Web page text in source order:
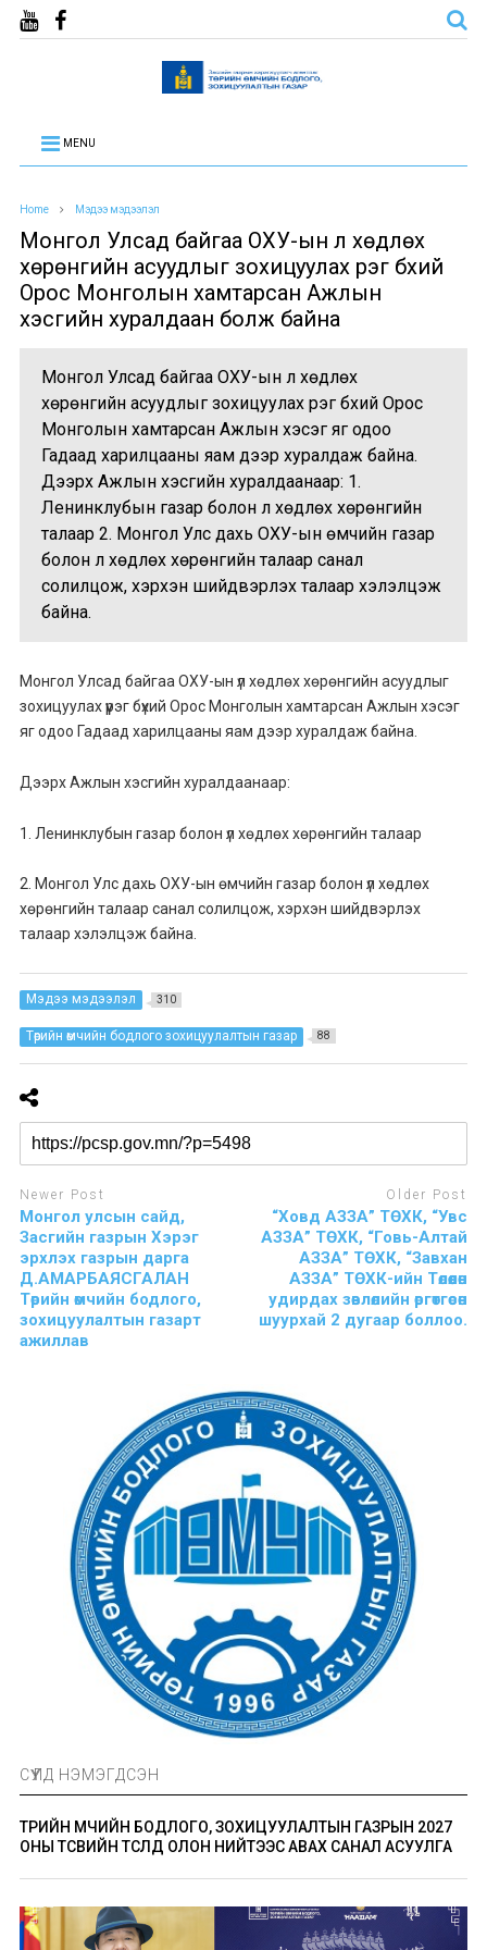
MENU
Home Мэдээ мэдээлэл
Монгол Улсад байгаа ОХУ-ын үл хөдлөх
хөрөнгийн асуудлыг зохицуулах үүрэг бүхий
Орос Монголын хамтарсан Ажлын
хэсгийн хуралдаан болж байна
Монгол Улсад байгаа ОХУ-ын үл хөдлөх
хөрөнгийн асуудлыг зохицуулах үүрэг бүхий Орос
Монголын хамтарсан Ажлын хэсэг яг одоо
Гадаад харилцааны яам дээр хуралдаж байна.
Дээрх Ажлын хэсгийн хуралдаанаар: 1.
Ленинклубын газар болон үл хөдлөх хөрөнгийн
талаар 2. Монгол Улс дахь ОХУ-ын өмчийн газар
болон үл хөдлөх хөрөнгийн талаар санал
солилцож, хэрхэн шийдвэрлэх талаар хэлэлцэж
байна.
Монгол Улсад байгаа ОХУ-ын үл хөдлөх хөрөнгийн асуудлыг
зохицуулах үүрэг бүхий Орос Монголын хамтарсан Ажлын хэсэг
яг одоо Гадаад харилцааны яам дээр хуралдаж байна.
Дээрх Ажлын хэсгийн хуралдаанаар:
1. Ленинклубын газар болон үл хөдлөх хөрөнгийн талаар
2. Монгол Улс дахь ОХУ-ын өмчийн газар болон үл хөдлөх
хөрөнгийн талаар санал солилцож, хэрхэн шийдвэрлэх
талаар хэлэлцэж байна.
Мэдээ мэдээлэл 310
Төрийн өмчийн бодлого зохицуулалтын газар 88
Newer Post
Монгол улсын сайд,
Засгийн газрын Хэрэг
эрхлэх газрын дарга
Д.АМАРБАЯСГАЛАН
Төрийн өмчийн бодлого,
зохицуулалтын газарт
ажиллав
Older Post
“Ховд АЗЗА” ТӨХК, “Увс
АЗЗА” ТӨХК, “Говь-Алтай
АЗЗА” ТӨХК, “Завхан
АЗЗА” ТӨХК-ийн Төлөөлөн
удирдах зөвлөлийн өргөтгөсөн
шуурхай 2 дугаар боллоо.
СҮҮЛД НЭМЭГДСЭН
ТӨРИЙН ӨМЧИЙН БОДЛОГО, ЗОХИЦУУЛАЛТЫН ГАЗРЫН 2027
ОНЫ ТӨСВИЙН ТӨСӨЛД ОЛОН НИЙТЭЭС АВАХ САНАЛ АСУУЛГА